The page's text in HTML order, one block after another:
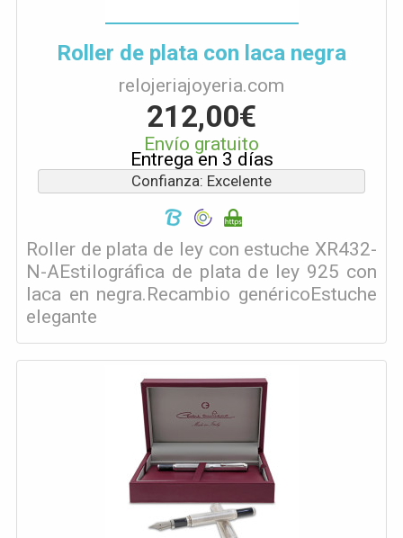
Roller de plata con laca negra
relojeriajoyeria.com
212,00€
Envío gratuito
Entrega en 3 días
Confianza: Excelente
Roller de plata de ley con estuche XR432-
N-AEstilográfica de plata de ley 925 con
laca en negra.Recambio genéricoEstuche
elegante